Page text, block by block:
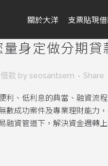
關於大洋 支票貼現
量身定做分期
款 by seosantsem Share
利、低利息的典當、融資流
數成功案件及專業理財能力
融資管道下，解決資金週轉